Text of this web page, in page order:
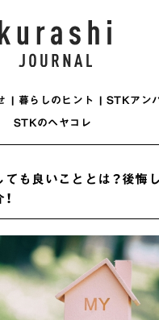
暮らしのヒント STKアン
STKのヘヤコレ
も良いこととは？後悔